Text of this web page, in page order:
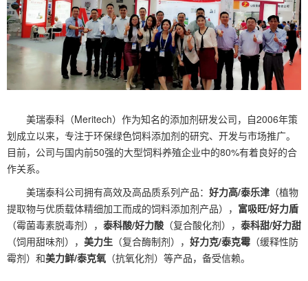
美瑞泰科（Meritech）作为知名的添加剂研发公司，自2006年策
划成立以来，专注于环保绿色饲料添加剂的研究、开发与市场推广。
目前，公司与国内前50强的大型饲料养殖企业中的80%有着良好的合
作关系。
美瑞泰科公司拥有高效及高品质系列产品： 好力高/泰乐津 （植物
提取物与优质载体精细加工而成的饲料添加剂产品）， 富吸旺/好力盾
（霉菌毒素脱毒剂）， 泰科酸/好力酸 （复合酸化剂）， 泰科甜/好力甜
（饲用甜味剂）， 美力生 （复合酶制剂）， 好力克/泰克霉 （缓释性防
霉剂）和美力鲜/泰克氧 （抗氧化剂）等产品，备受信赖。